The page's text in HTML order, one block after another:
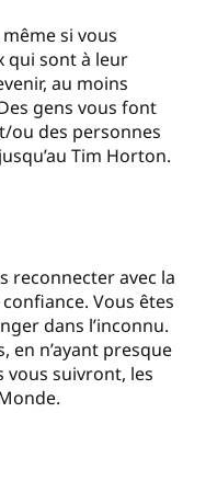
si vous
qui sont à leur
au moins
gens vous font
ou des personnes
Tim Horton.
reconnecter avec la
Vous êtes
dans l’inconnu.
en n’ayant presque
vous suivront, les